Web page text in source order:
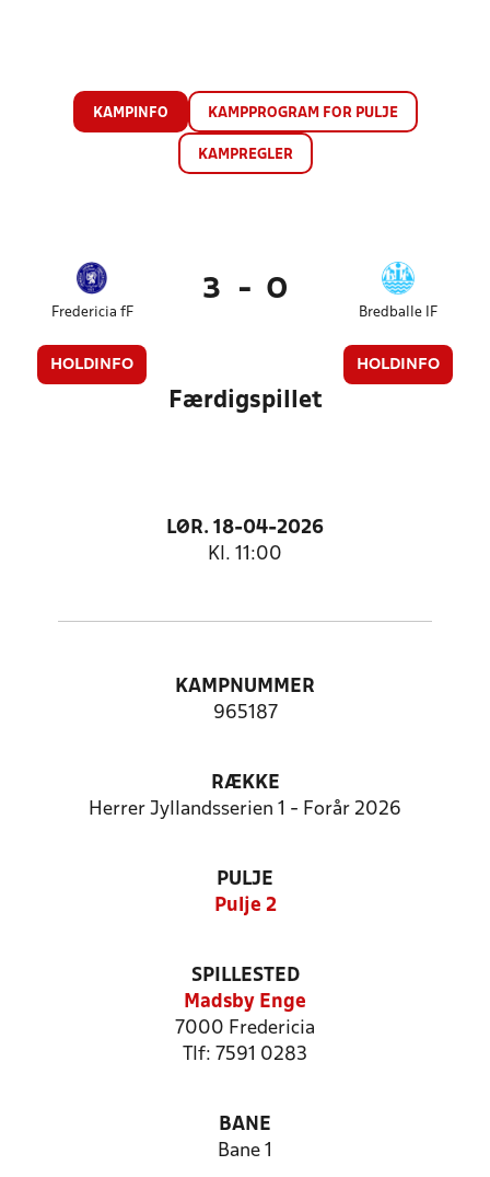
KAMPINFO KAMPPROGRAM FOR PULJE
KAMPREGLER
Fredericia fF
HOLDINFO
3 - 0
Bredballe IF
HOLDINFO
Færdigspillet
LØR. 18-04-2026
Kl. 11:00
KAMPNUMMER
965187
RÆKKE
Herrer Jyllandsserien 1 - Forår 2026
PULJE
Pulje 2
SPILLESTED
Madsby Enge
7000 Fredericia
Tlf: 7591 0283
BANE
Bane 1